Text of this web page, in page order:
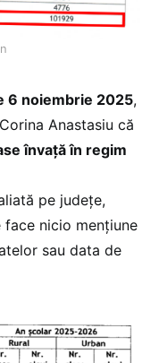
6 noiembrie 2025,
Anastasiu că
învață în regim
pe județe,
nicio mențiune
sau data de